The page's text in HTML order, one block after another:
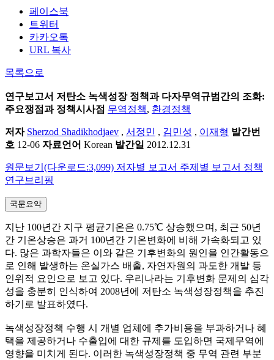
페이스북
트위터
카카오톡
URL 복사
목록으로
연구보고서 저탄소 녹색성장 정책과 다자무역규범간의 조화:
주요쟁점과 정책시사점 무역정책, 환경정책
저자 Sherzod Shadikhodjaev , 서정민 , 김민성 , 이재형 발간번
호 12-06 자료언어 Korean 발간일 2012.12.31
원문보기(다운로드:3,099) 저자별 보고서 주제별 보고서 정책
연구브리핑
국문요약
지난 100년간 지구 평균기온은 0.75℃ 상승했으며, 최근 50년
간 기온상승은 과거 100년간 기온변화에 비해 가속화되고 있
다. 많은 과학자들은 이와 같은 기후변화의 원인을 인간활동으
로 인해 발생하는 온실가스 배출, 자연자원의 과도한 개발 등
인위적 요인으로 보고 있다. 우리나라는 기후변화 문제의 심각
성을 충분히 인식하여 2008년에 저탄소 녹색성장정책을 추진
하기로 발표하였다.
녹색성장정책 수행 시 개별 업체에 추가비용을 부과하거나 혜
택을 제공하거나 수출입에 대한 규제를 도입하면 국제무역에
영향을 미치게 된다. 이러한 녹색성장정책 중 무역 관련 부분